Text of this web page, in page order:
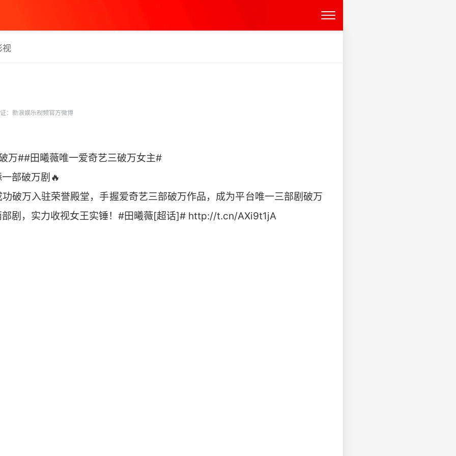
视
：新浪娱乐视频官方微博
万##田曦薇唯一爱奇艺三破万女主#
部破万剧🔥
功破万入驻荣誉殿堂，手握爱奇艺三部破万作品，成为平台唯一三部剧破万
部剧，实力收视女王实锤！#田曦薇[超话]# http://t.cn/AXi9t1jA